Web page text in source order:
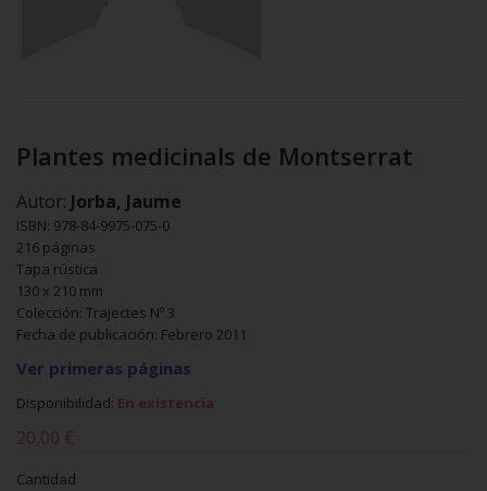
Plantes medicinals de Montserrat
Autor: Jorba, Jaume
ISBN: 978-84-9975-075-0
216 páginas
Tapa rústica
130 x 210 mm
Colección: Trajectes Nº 3
Fecha de publicación: Febrero 2011
Ver primeras páginas
Disponibilidad: En existencia
20,00 €
Cantidad